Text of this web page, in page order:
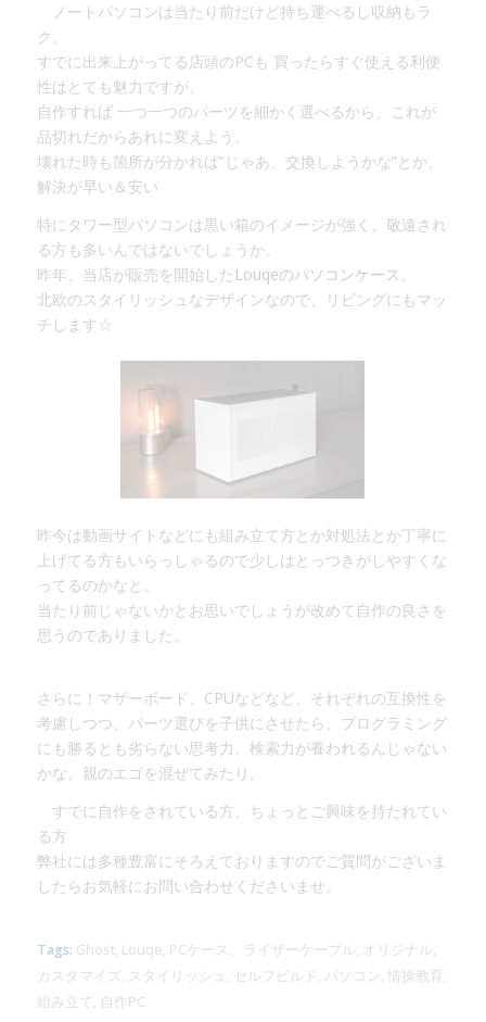
ノートパソコンは当たり前だけど持ち運べるし収納もラ
ク。
すでに出来上がってる店頭のPCも 買ったらすぐ使える利便
性はとても魅力ですが、
自作すれば 一つ一つのパーツを細かく選べるから、これが
品切れだからあれに変えよう。
壊れた時も箇所が分かれば”じゃあ、交換しようかな”とか、
解決が早い＆安い
特にタワー型パソコンは黒い箱のイメージが強く、敬遠され
る方も多いんではないでしょうか。
昨年、当店が販売を開始した Louqeのパソコンケース
北欧のスタイリッシュなデザインなので、リビングにもマッ
チします☆
昨今は動画サイトなどにも組み立て方とか対処法とか丁寧に
上げてる方もいらっしゃるので少しはとっつきがしやすくな
ってるのかなと。
当たり前じゃないかとお思いでしょうが改めて自作の良さを
思うのでありました。
さらに！マザーボード、CPUなどなど、それぞれの互換性を
考慮しつつ、パーツ選びを子供にさせたら、プログラミング
にも勝るとも劣らない思考力、検索力が養われるんじゃない
かな、親のエゴを混ぜてみたり。
すでに自作をされている方、ちょっとご興味を持たれてい
る方
弊社には多種豊富にそろえておりますのでご質問がございま
したらお気軽にお問い合わせくださいませ。
Tags: Ghost, Louqe, PCケース、ライザーケーブル, オリジナル,
カスタマイズ, スタイリッシュ , セルフビルド, パソコン, 情操教育,
組み立て, 自作PC